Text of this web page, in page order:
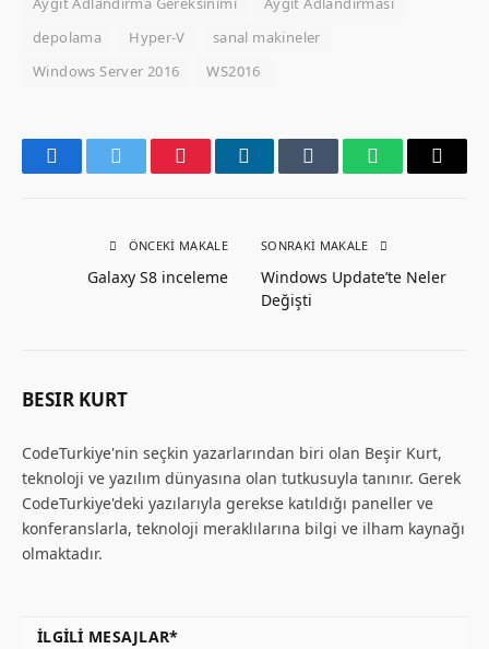
depolama
Hyper-V
sanal makineler
Windows Server 2016
WS2016
FacebookTwitter PinterestLinkedInTumblr WhatsAppEmail
ÖNCEKI MAKALE
Galaxy S8 inceleme
SONRAKI MAKALE
Windows Update’te Neler
Değişti
BESIR KURT
CodeTurkiye'nin seçkin yazarlarından biri olan Beşir Kurt,
teknoloji ve yazılım dünyasına olan tutkusuyla tanınır. Gerek
CodeTurkiye'deki yazılarıyla gerekse katıldığı paneller ve
konferanslarla, teknoloji meraklılarına bilgi ve ilham kaynağı
olmaktadır.
İLGILI MESAJLAR*